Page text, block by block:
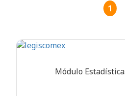
1
Módulo